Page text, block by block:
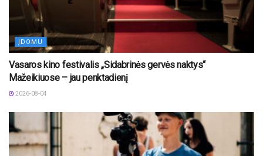
ĮDOMU
Vasaros kino festivalis „Sidabrinės gervės naktys“
Mažeikiuose – jau penktadienį
2026-08-04